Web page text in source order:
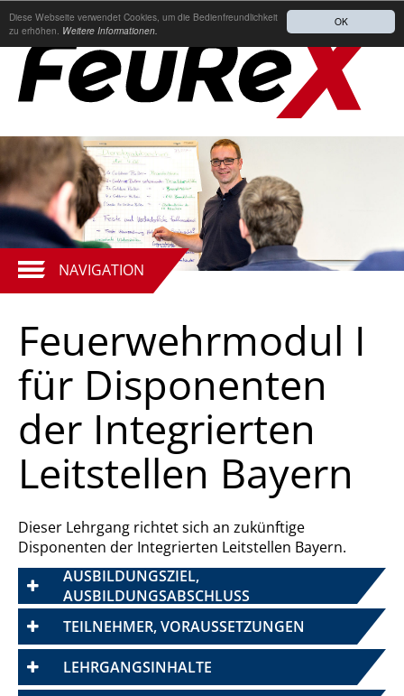
OK
Diese Webseite verwendet Cookies, um die Bedienfreundlichkeit
zu erhöhen. Weitere Informationen.
NAVIGATION
Feuerwehrmodul I
für Disponenten
der Integrierten
Leitstellen Bayern
Dieser Lehrgang richtet sich an zukünftige
Disponenten der Integrierten Leitstellen Bayern.
AUSBILDUNGSZIEL,
AUSBILDUNGSABSCHLUSS
TEILNEHMER, VORAUSSETZUNGEN
LEHRGANGSINHALTE